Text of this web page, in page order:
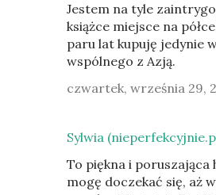
Jestem na tyle
książce miejsce na
paru lat kupuję jedynie
wspólnego z Azją.
czwartek, września 29,
Sylwia
To piękna i poruszająca
mogę doczekać się, aż